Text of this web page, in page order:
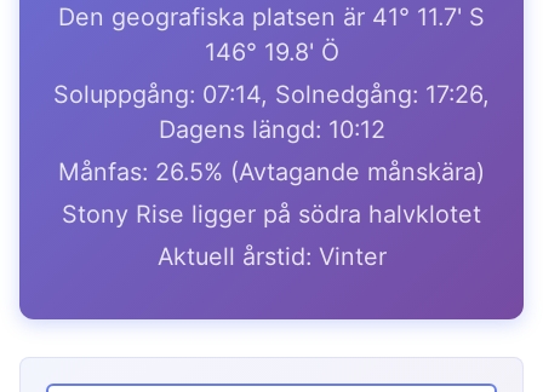
Den geografiska platsen är 41° 11.7' S
146° 19.8' Ö
Soluppgång: 07:14, Solnedgång: 17:26,
Dagens längd: 10:12
Månfas: 26.5% (Avtagande månskära)
Stony Rise ligger på södra halvklotet
Aktuell årstid: Vinter